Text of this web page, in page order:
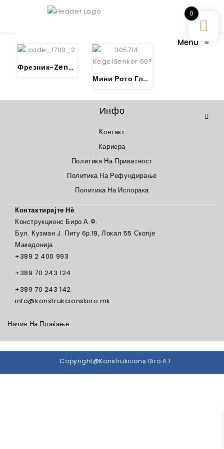
Menu ≡
Фрезник-Zenker DIN 335 FORM C 90° HSS
Мини Рото Глодало-KSJ-KegelSenker Z6
Инфо
Контакт
Кариера
Политика На Приватност
Политика На Рефундирање
Политика На Испорака
Контактирајте Нѐ
Конструкционс Биро А.Ф.
Бул. Кузман J. Питу бр.19, Локал 55 Скопје
Македонија
+389 2 400 993
+389 70 243 124
+389 70 243 142
info@konstrukcionsbiro.mk
Начин На Плаќање
Copyright@Konstrukcions Biro A.F
0